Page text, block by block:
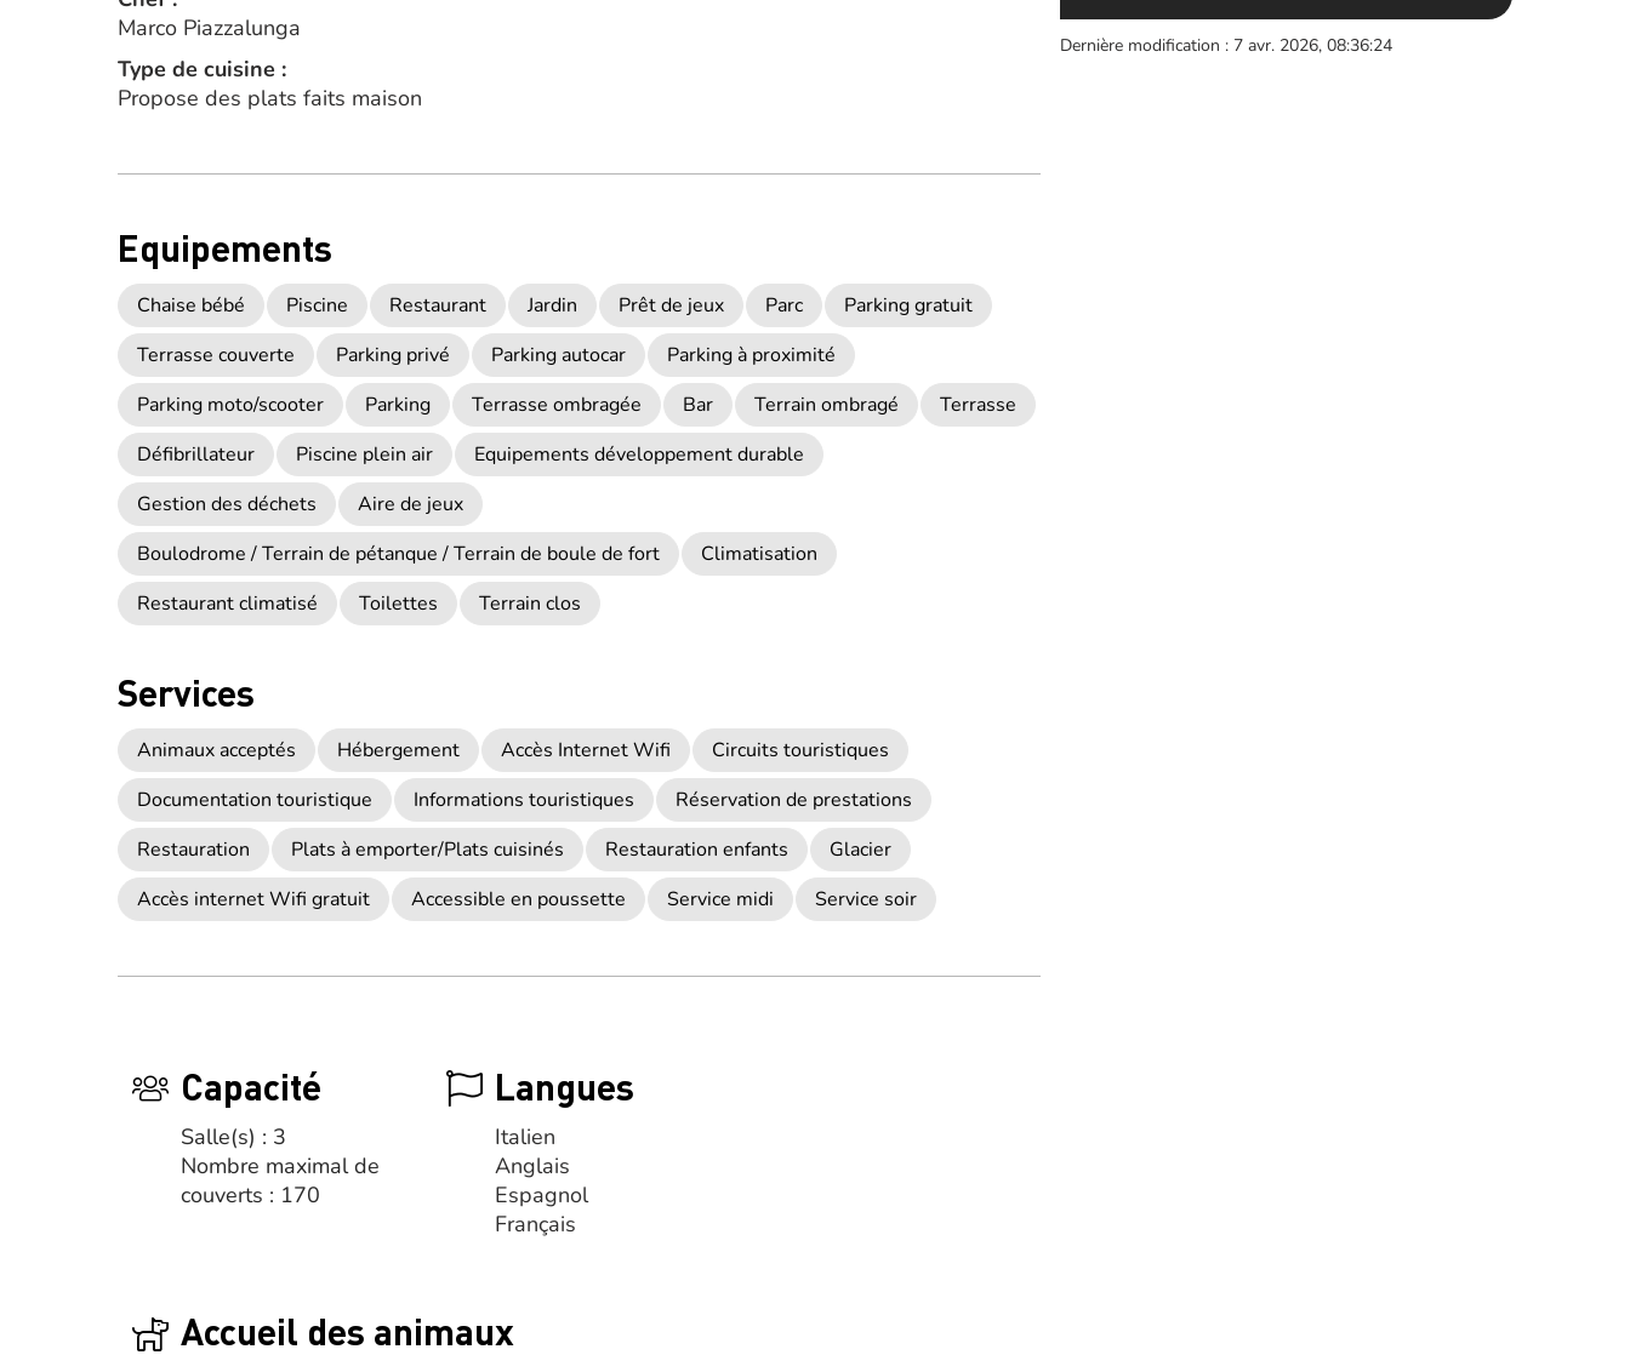
Marco Piazzalunga
Type de cuisine :
Propose des plats faits maison
Equipements
Chaise bébé Piscine Restaurant Jardin Prêt de jeux Parc
Parking gratuit
Terrasse couverte
Parking privé Parking autocar
Parking à proximité
Parking moto/scooter
Parking Terrasse ombragée Bar Terrain ombragé
Terrasse
Défibrillateur
Piscine plein air
Equipements développement durable
Gestion des déchets
Aire de jeux
Boulodrome / Terrain de pétanque / Terrain de boule de fort
Climatisation
Restaurant climatisé
Toilettes Terrain clos
Services
Animaux acceptés Hébergement Accès Internet Wifi
Circuits touristiques
Documentation touristique
Informations touristiques
Réservation de prestations
Restauration
Plats à emporter/Plats cuisinés Restauration enfants
Glacier
Accès internet Wifi gratuit
Accessible en poussette Service midi Service soir
Capacité
Salle(s) : 3
Nombre maximal de
couverts : 170
Langues
Italien
Anglais
Espagnol
Français
Accueil des animaux
Dernière modification : 7 avr. 2026, 08:36:24